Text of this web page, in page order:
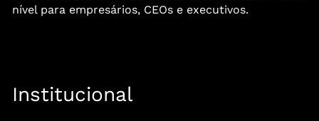
nível para empresários, CEOs e executivos.
Institucional